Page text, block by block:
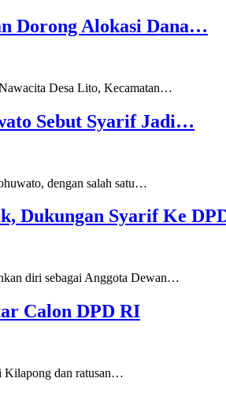
Dorong Alokasi Dana…
Desa Lito, Kecamatan…
Sebut Syarif Jadi…
dengan salah satu…
Dukungan Syarif Ke
diri sebagai Anggota Dewan…
Calon DPD RI
dan ratusan…